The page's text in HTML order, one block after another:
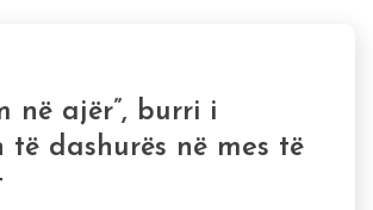
në ajër”, burri i
të dashurës në mes të